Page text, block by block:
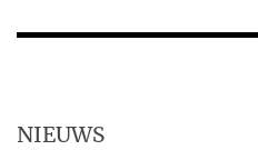
NIEUWS